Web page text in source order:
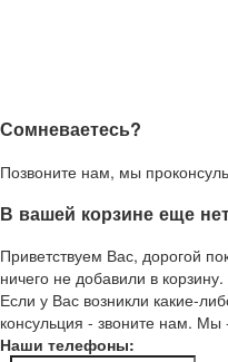
Сомневаетесь?
Позвоните нам, мы
В вашей корзине еще
Приветствуем Вас, дорогой
ничего не добавили в корзину.
Если у Вас возникли какие-
консульция - звоните нам.
Наши телефоны: